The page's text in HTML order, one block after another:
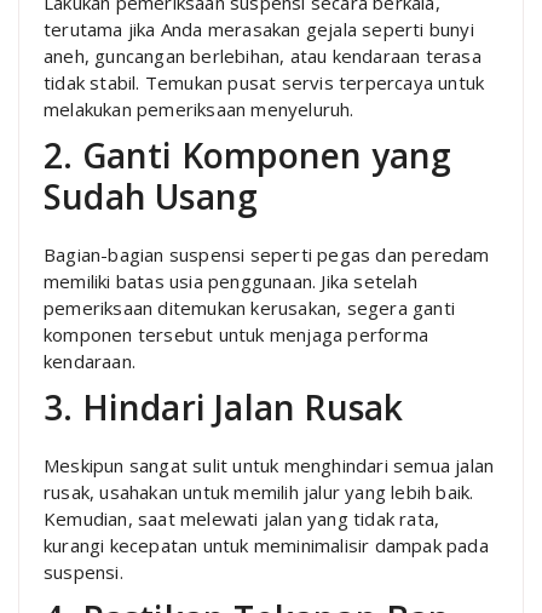
terutama jika Anda merasakan gejala seperti bunyi
aneh, guncangan berlebihan, atau kendaraan terasa
tidak stabil. Temukan pusat servis terpercaya untuk
melakukan pemeriksaan menyeluruh.
2. Ganti Komponen yang
Sudah Usang
Bagian-bagian suspensi seperti pegas dan peredam
memiliki batas usia penggunaan. Jika setelah
pemeriksaan ditemukan kerusakan, segera ganti
komponen tersebut untuk menjaga performa
kendaraan.
3. Hindari Jalan Rusak
Meskipun sangat sulit untuk menghindari semua jalan
rusak, usahakan untuk memilih jalur yang lebih baik.
Kemudian, saat melewati jalan yang tidak rata,
kurangi kecepatan untuk meminimalisir dampak pada
suspensi.